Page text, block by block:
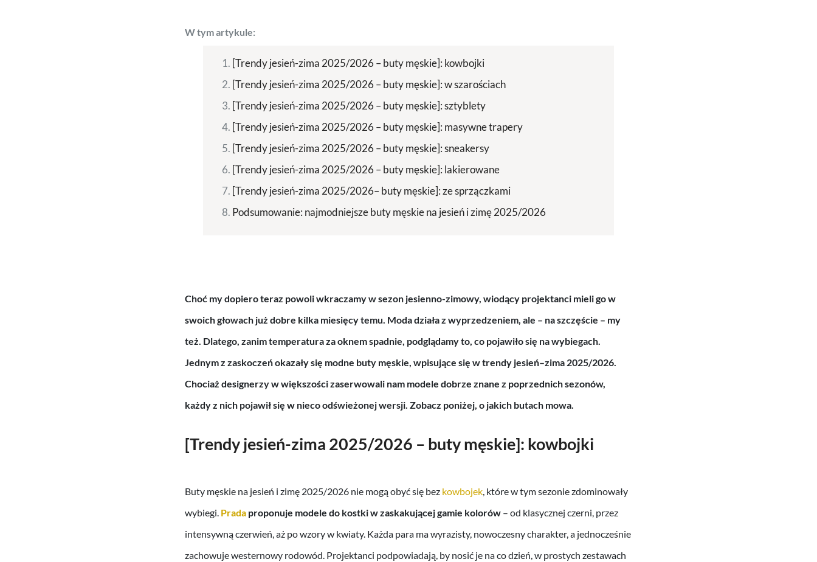
W tym artykule:
[Trendy jesień-zima 2025/2026 – buty męskie]: kowbojki
[Trendy jesień-zima 2025/2026 – buty męskie]: w szarościach
[Trendy jesień-zima 2025/2026 – buty męskie]: sztyblety
[Trendy jesień-zima 2025/2026 – buty męskie]: masywne trapery
[Trendy jesień-zima 2025/2026 – buty męskie]: sneakersy
[Trendy jesień-zima 2025/2026 – buty męskie]: lakierowane
[Trendy jesień-zima 2025/2026– buty męskie]: ze sprzączkami
Podsumowanie: najmodniejsze buty męskie na jesień i zimę 2025/2026
Choć my dopiero teraz powoli wkraczamy w sezon jesienno-zimowy, wiodący projektanci mieli go w
swoich głowach już dobre kilka miesięcy temu. Moda działa z wyprzedzeniem, ale – na szczęście – my
też. Dlatego, zanim temperatura za oknem spadnie, podglądamy to, co pojawiło się na wybiegach.
Jednym z zaskoczeń okazały się modne buty męskie, wpisujące się w trendy jesień–zima 2025/2026.
Chociaż designerzy w większości zaserwowali nam modele dobrze znane z poprzednich sezonów,
każdy z nich pojawił się w nieco odświeżonej wersji. Zobacz poniżej, o jakich butach mowa.
[Trendy jesień-zima 2025/2026 – buty męskie]: kowbojki
Buty męskie na jesień i zimę 2025/2026 nie mogą obyć się bez kowbojek, które w tym sezonie zdominowały
wybiegi. Prada proponuje modele do kostki w zaskakującej gamie kolorów – od klasycznej czerni, przez
intensywną czerwień, aż po wzory w kwiaty. Każda para ma wyrazisty, nowoczesny charakter, a jednocześnie
zachowuje westernowy rodowód. Projektanci podpowiadają, by nosić je na co dzień, w prostych zestawach